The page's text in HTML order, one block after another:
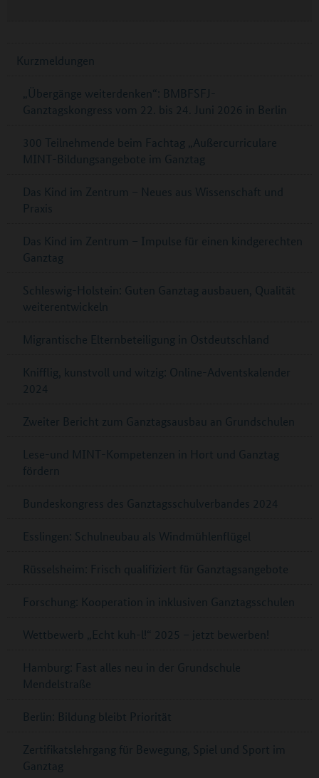
Kurzmeldungen
„Übergänge weiterdenken“: BMBFSFJ-
Ganztagskongress vom 22. bis 24. Juni 2026 in Berlin
300 Teilnehmende beim Fachtag „Außercurriculare
MINT-Bildungsangebote im Ganztag
Das Kind im Zentrum – Neues aus Wissenschaft und
Praxis
Das Kind im Zentrum – Impulse für einen kindgerechten
Ganztag
Schleswig-Holstein: Guten Ganztag ausbauen, Qualität
weiterentwickeln
Migrantische Elternbeteiligung in Ostdeutschland
Knifflig, kunstvoll und witzig: Online-Adventskalender
2024
Zweiter Bericht zum Ganztagsausbau an Grundschulen
Lese-und MINT-Kompetenzen in Hort und Ganztag
fördern
Bundeskongress des Ganztagsschulverbandes 2024
Esslingen: Schulneubau als Windmühlenflügel
Rüsselsheim: Frisch qualifiziert für Ganztagsangebote
Forschung: Kooperation in inklusiven Ganztagsschulen
Wettbewerb „Echt kuh-l!“ 2025 – jetzt bewerben!
Hamburg: Fast alles neu in der Grundschule
Mendelstraße
Berlin: Bildung bleibt Priorität
Zertifikatslehrgang für Bewegung, Spiel und Sport im
Ganztag